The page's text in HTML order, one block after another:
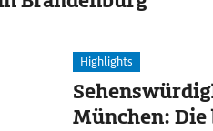
Highlights
München: Die